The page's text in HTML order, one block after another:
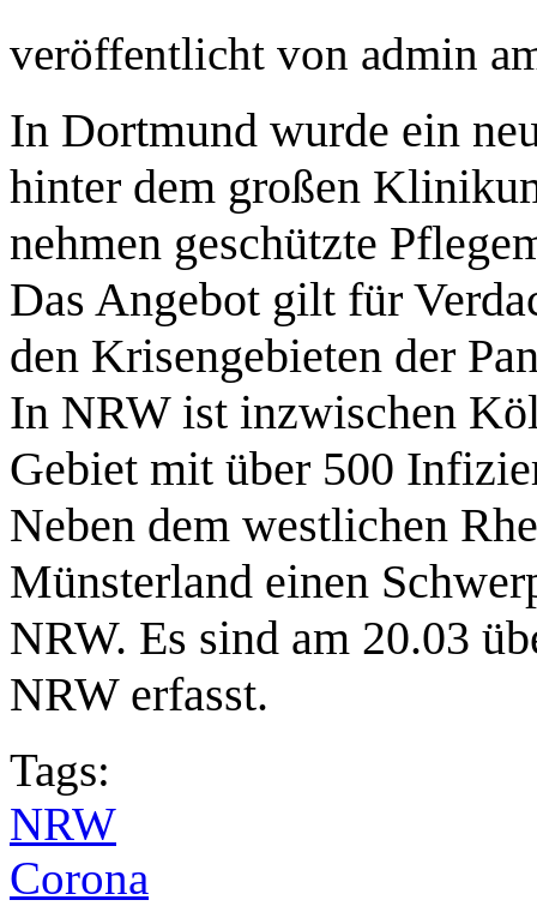
veröffentlicht von admin
In Dortmund wurde ein
hinter dem großen
nehmen geschützte
Das Angebot gilt für
den Krisengebieten der
In NRW ist inzwischen
Gebiet mit über 500
Neben dem westlichen
Münsterland einen
NRW. Es sind am 20.03
NRW erfasst.
Tags:
NRW
Corona